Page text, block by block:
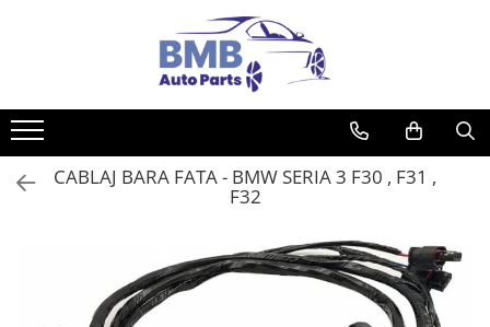
Accesorii
Covorase
ODORIZANTE
CABLAJ BARA FATA - BMW SERIA 3 F30 , F31 ,
F32